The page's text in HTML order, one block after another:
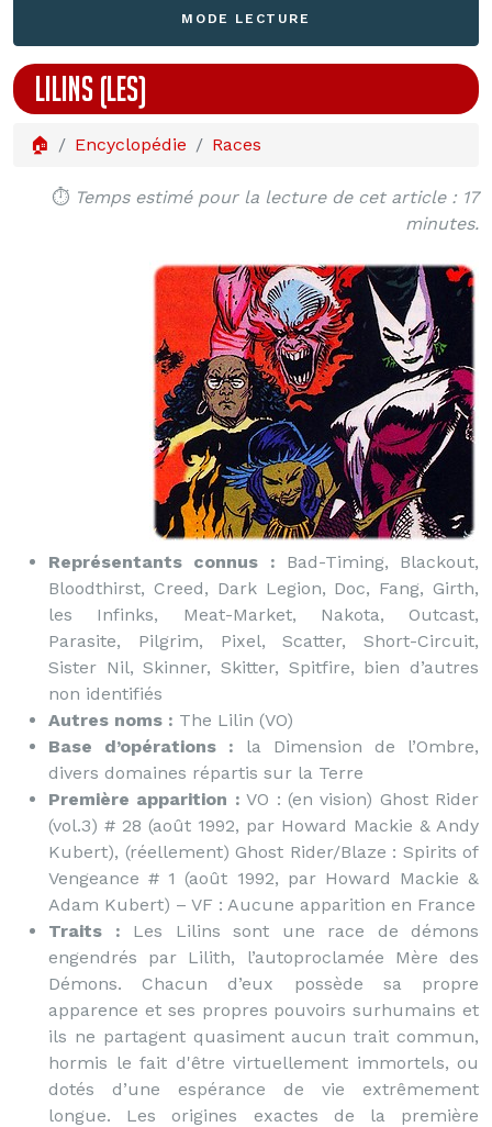
MODE LECTURE
LILINS (LES)
🏠 Encyclopédie Races
⏱️ Temps estimé pour la lecture de cet article : 17
minutes.
Représentants connus : Bad-Timing, Blackout,
Bloodthirst, Creed, Dark Legion, Doc, Fang, Girth,
les Infinks, Meat-Market, Nakota, Outcast,
Parasite, Pilgrim, Pixel, Scatter, Short-Circuit,
Sister Nil, Skinner, Skitter, Spitfire, bien d’autres
non identifiés
Autres noms : The Lilin (VO)
Base d’opérations : la Dimension de l’Ombre,
divers domaines répartis sur la Terre
Première apparition : VO : (en vision) Ghost Rider
(vol.3) # 28 (août 1992, par Howard Mackie & Andy
Kubert), (réellement) Ghost Rider/Blaze : Spirits of
Vengeance # 1 (août 1992, par Howard Mackie &
Adam Kubert) – VF : Aucune apparition en France
Traits : Les Lilins sont une race de démons
engendrés par Lilith, l’autoproclamée Mère des
Démons. Chacun d’eux possède sa propre
apparence et ses propres pouvoirs surhumains et
ils ne partagent quasiment aucun trait commun,
hormis le fait d'être virtuellement immortels, ou
dotés d’une espérance de vie extrêmement
longue. Les origines exactes de la première